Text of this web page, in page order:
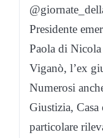
Presidente
Paola di
Viganò, l’ex
Numerosi
Giustizia,
particolare